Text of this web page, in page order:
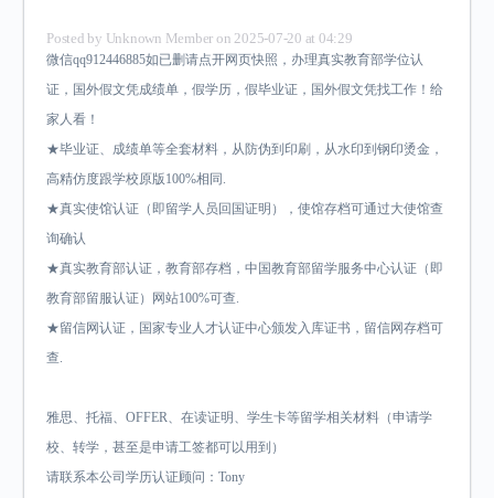
Posted by Unknown Member on 2025-07-20 at 04:29
微信qq912446885如已删请点开网页快照，办理真实教育部学位认
证，国外假文凭成绩单，假学历，假毕业证，国外假文凭找工作！给
家人看！
★毕业证、成绩单等全套材料，从防伪到印刷，从水印到钢印烫金，
高精仿度跟学校原版100%相同.
★真实使馆认证（即留学人员回国证明），使馆存档可通过大使馆查
询确认
★真实教育部认证，教育部存档，中国教育部留学服务中心认证（即
教育部留服认证）网站100%可查.
★留信网认证，国家专业人才认证中心颁发入库证书，留信网存档可
查.
雅思、托福、OFFER、在读证明、学生卡等留学相关材料（申请学
校、转学，甚至是申请工签都可以用到）
请联系本公司学历认证顾问：Tony